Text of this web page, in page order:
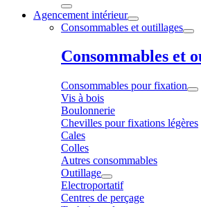
Agencement intérieur
Consommables et outillages
Consommables et
Consommables pour fixation
Vis à bois
Boulonnerie
Chevilles pour fixations légères
Cales
Colles
Autres consommables
Outillage
Electroportatif
Centres de perçage